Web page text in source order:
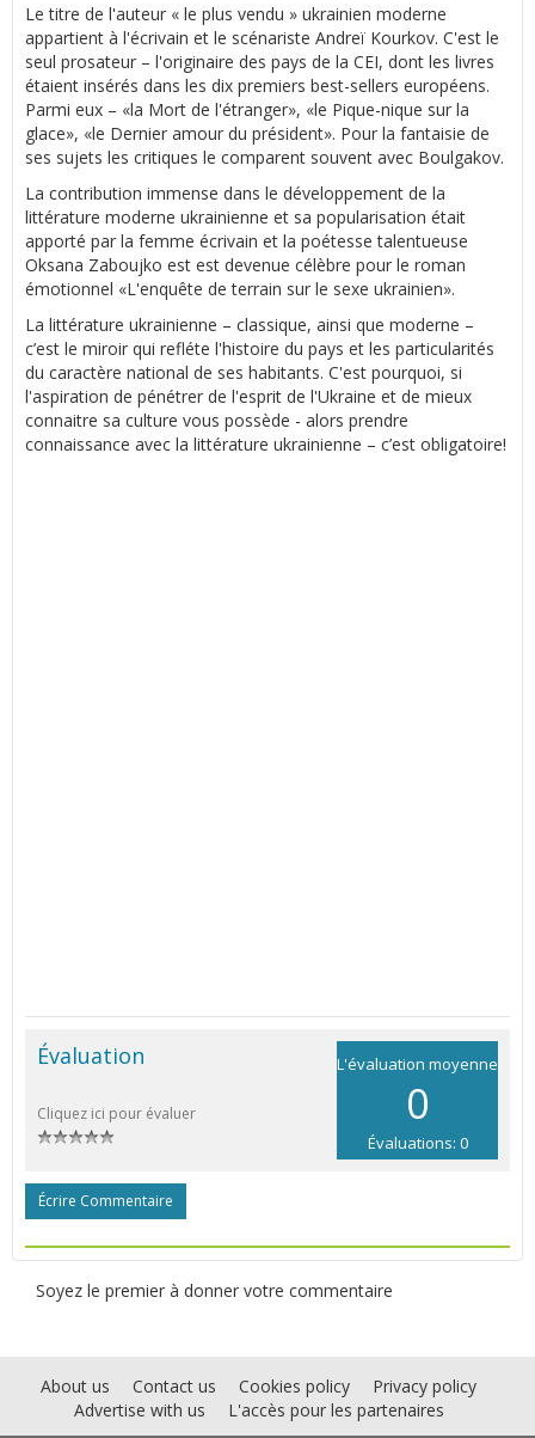
Le titre de l'auteur « le plus vendu » ukrainien moderne
appartient à l'écrivain et le scénariste Andreï Kourkov. C'est le
seul prosateur – l'originaire des pays de la CEI, dont les livres
étaient insérés dans les dix premiers best-sellers européens.
Parmi eux – «la Mort de l'étranger», «le Pique-nique sur la
glace», «le Dernier amour du président». Pour la fantaisie de
ses sujets les critiques le comparent souvent avec Boulgakov.
La contribution immense dans le développement de la
littérature moderne ukrainienne et sa popularisation était
apporté par la femme écrivain et la poétesse talentueuse
Oksana Zaboujko est est devenue célèbre pour le roman
émotionnel «L'enquête de terrain sur le sexe ukrainien».
La littérature ukrainienne – classique, ainsi que moderne –
c’est le miroir qui refléte l'histoire du pays et les particularités
du caractère national de ses habitants. C'est pourquoi, si
l'aspiration de pénétrer de l'esprit de l'Ukraine et de mieux
connaitre sa culture vous possède - alors prendre
connaissance avec la littérature ukrainienne – c’est obligatoire!
L'évaluation moyenne
0
Évaluations: 0
Évaluation
Cliquez ici pour évaluer
Écrire Commentaire
Soyez le premier à donner votre commentaire
About us Contact us Cookies policy
Privacy policy
Advertise with us
L'accès pour les partenaires